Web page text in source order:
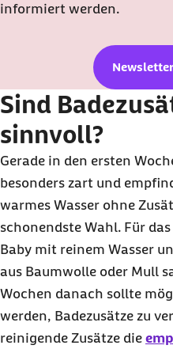
informiert werden.
Sind
sinnvoll?
Gerade in den ersten
besonders zart und
warmes Wasser ohne
schonendste Wahl. Für
Baby mit reinem Wasser
aus Baumwolle oder Mull
Wochen danach sollte
werden, Badezusätze zu
reinigende Zusätze die